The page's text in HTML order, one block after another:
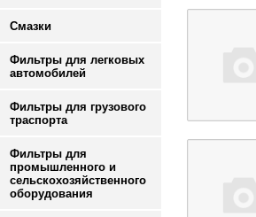
Смазки
Фильтры для легковых
автомобилей
Фильтры для грузового
траспорта
Фильтры для
промышленного и
сельскохозяйственного
оборудования